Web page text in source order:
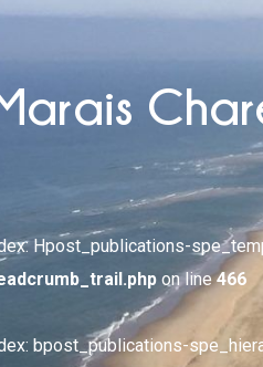
Hpost_publications-
on line466
bpost_publications-